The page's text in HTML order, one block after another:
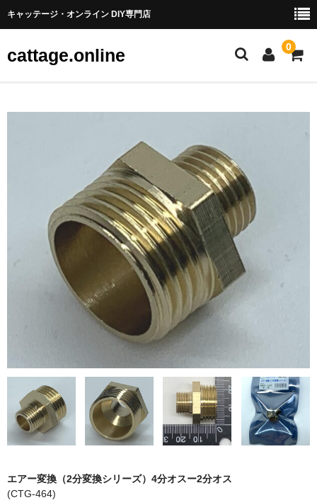
キャッテージ・オンライン DIY専門店
cattage.online 0
コネクタ端子
スイッチ
アーケードスイッチ
リレー
バルブ
ヒューズ
材料
エアー変換（2分変換シリーズ）4分オスー2分オス
(CTG-464)